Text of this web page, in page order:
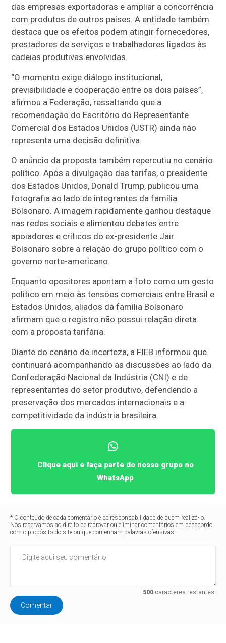
das empresas exportadoras e ampliar a concorrência
com produtos de outros países. A entidade também
destaca que os efeitos podem atingir fornecedores,
prestadores de serviços e trabalhadores ligados às
cadeias produtivas envolvidas.
“O momento exige diálogo institucional,
previsibilidade e cooperação entre os dois países”,
afirmou a Federação, ressaltando que a
recomendação do Escritório do Representante
Comercial dos Estados Unidos (USTR) ainda não
representa uma decisão definitiva.
O anúncio da proposta também repercutiu no cenário
político. Após a divulgação das tarifas, o presidente
dos Estados Unidos, Donald Trump, publicou uma
fotografia ao lado de integrantes da família
Bolsonaro. A imagem rapidamente ganhou destaque
nas redes sociais e alimentou debates entre
apoiadores e críticos do ex-presidente Jair
Bolsonaro sobre a relação do grupo político com o
governo norte-americano.
Enquanto opositores apontam a foto como um gesto
político em meio às tensões comerciais entre Brasil e
Estados Unidos, aliados da família Bolsonaro
afirmam que o registro não possui relação direta
com a proposta tarifária.
Diante do cenário de incerteza, a FIEB informou que
continuará acompanhando as discussões ao lado da
Confederação Nacional da Indústria (CNI) e de
representantes do setor produtivo, defendendo a
preservação dos mercados internacionais e a
competitividade da indústria brasileira.
Clique aqui e faça parte do nosso grupo no
WhatsApp
* O conteúdo de cada comentário é de responsabilidade de quem realizá-lo.
Nos reservamos ao direito de reprovar ou eliminar comentários em desacordo
com o propósito do site ou que contenham palavras ofensivas.
500caracteres restantes.
Comentar